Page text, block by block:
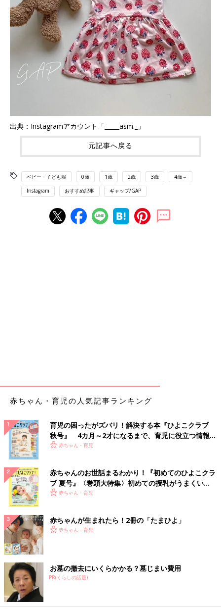
出典：Instagramアカウント「_____asm._」
元記事へ戻る
ベビー・子ども服 0歳 1歳 2歳 3歳 4歳～
Instagram おすすめ記事 ギャップ/GAP
赤ちゃん・育児の人気記事ランキング
育児の困ったがズバリ！解決する本『ひよこクラブ
秋号』 4カ月～2才になるまで、育児に役立つ情報が
いっぱい！
赤ちゃん・育児
赤ちゃんのお世話まるわかり！『初めてのひよこクラ
ブ 夏号』〈巻頭大特集〉初めての授乳がうまくい
く！ おっぱい・ミルクの基本と夏のトラブル 解決テ
赤ちゃん・育児
赤ちゃんが生まれたら！2冊の「たまひよ」
赤ちゃん・育児
お墓の撤去にいくらかかる？墓じまい費用
PR(くらしの話題)